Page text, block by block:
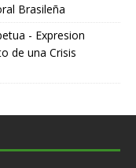
Brasileña
- Expresion
de una Crisis